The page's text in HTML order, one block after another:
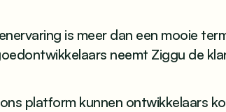
is meer dan een mooie
neemt Ziggu de
platform kunnen ontwikkelaars